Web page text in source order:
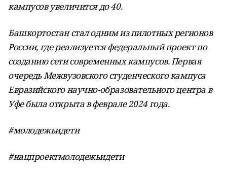
кампусов увеличится до 40.
Башкортостан стал одним из пилотных регионов
России, где реализуется федеральный проект по
созданию сети современных кампусов. Первая
очередь Межвузовского студенческого кампуса
Евразийского научно-образовательного центра в
Уфе была открыта в феврале 2024 года.
#молодежьидети
#нацпроектмолодежьидети